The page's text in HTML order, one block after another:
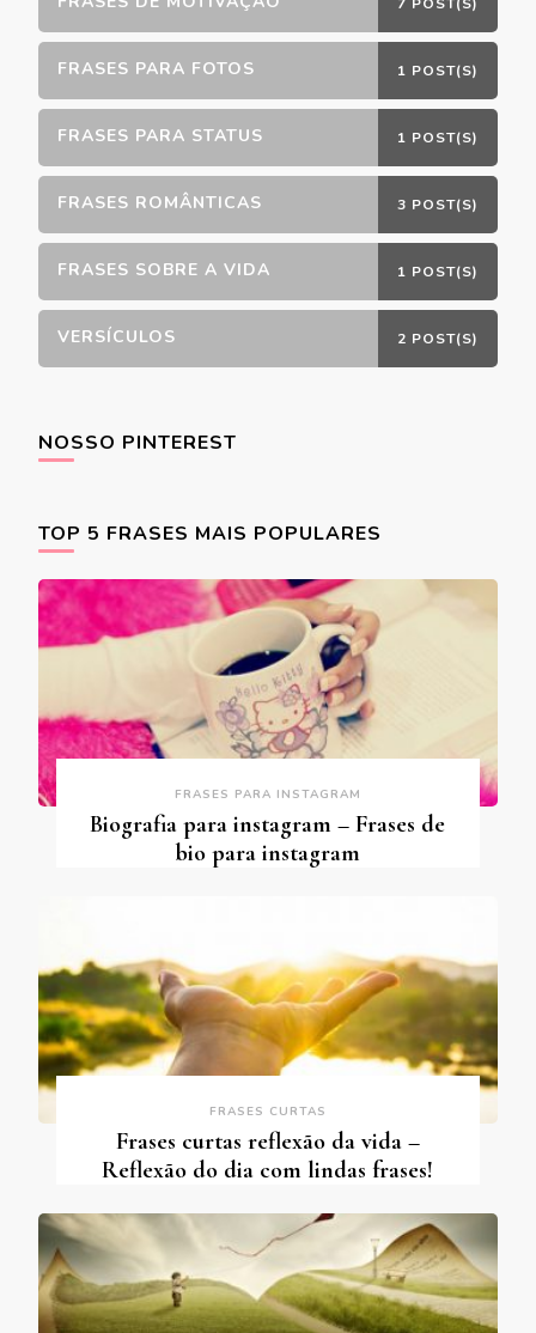
FRASES PARA FOTOS 1 POST(S)
FRASES PARA STATUS 1 POST(S)
FRASES ROMÂNTICAS 3 POST(S)
FRASES SOBRE A VIDA 1 POST(S)
VERSÍCULOS 2 POST(S)
NOSSO PINTEREST
TOP 5 FRASES MAIS POPULARES
FRASES PARA INSTAGRAM
Biografia para instagram – Frases de
bio para instagram
FRASES CURTAS
Frases curtas reflexão da vida –
Reflexão do dia com lindas frases!